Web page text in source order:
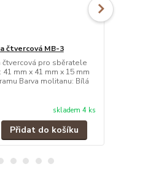
čtvercová MB-3
čtvercová pro sběratele
41 mm x 41 mm x 15 mm
Barva molitanu: Bílá
skladem 4 ks
Přidat do košíku